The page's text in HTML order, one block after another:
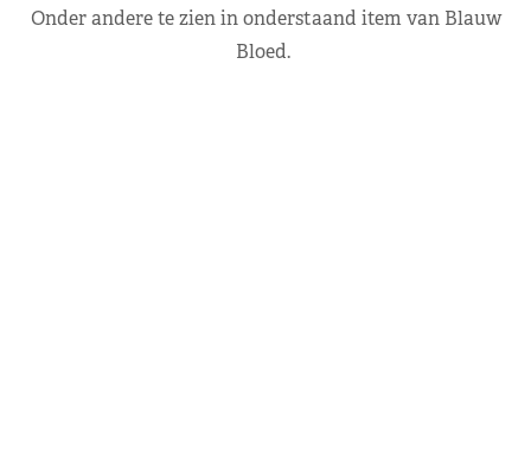
Onder andere te zien in onderstaand item van Blauw
Bloed.